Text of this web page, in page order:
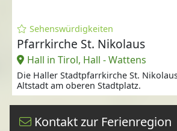
Sehenswürdigkeiten
Pfarrkirche St. Nikolaus
Hall in Tirol, Hall - Wattens
Die Haller Stadtpfarrkirche St.
Altstadt am oberen Stadtplatz.
Kontakt zur Ferienregion